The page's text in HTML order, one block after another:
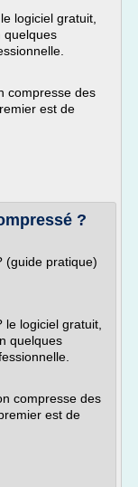
logiciel gratuit,
quelques
compresse des
est de
?
(guide pratique)
logiciel gratuit,
quelques
compresse des
est de